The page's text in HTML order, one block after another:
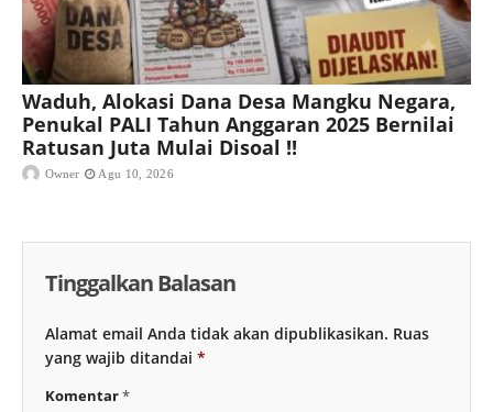
Waduh, Alokasi Dana Desa Mangku Negara,
Penukal PALI Tahun Anggaran 2025 Bernilai
Ratusan Juta Mulai Disoal !!
Owner Agu 10, 2026
Tinggalkan Balasan
Alamat email Anda tidak akan dipublikasikan. Ruas
yang wajib ditandai *
Komentar*